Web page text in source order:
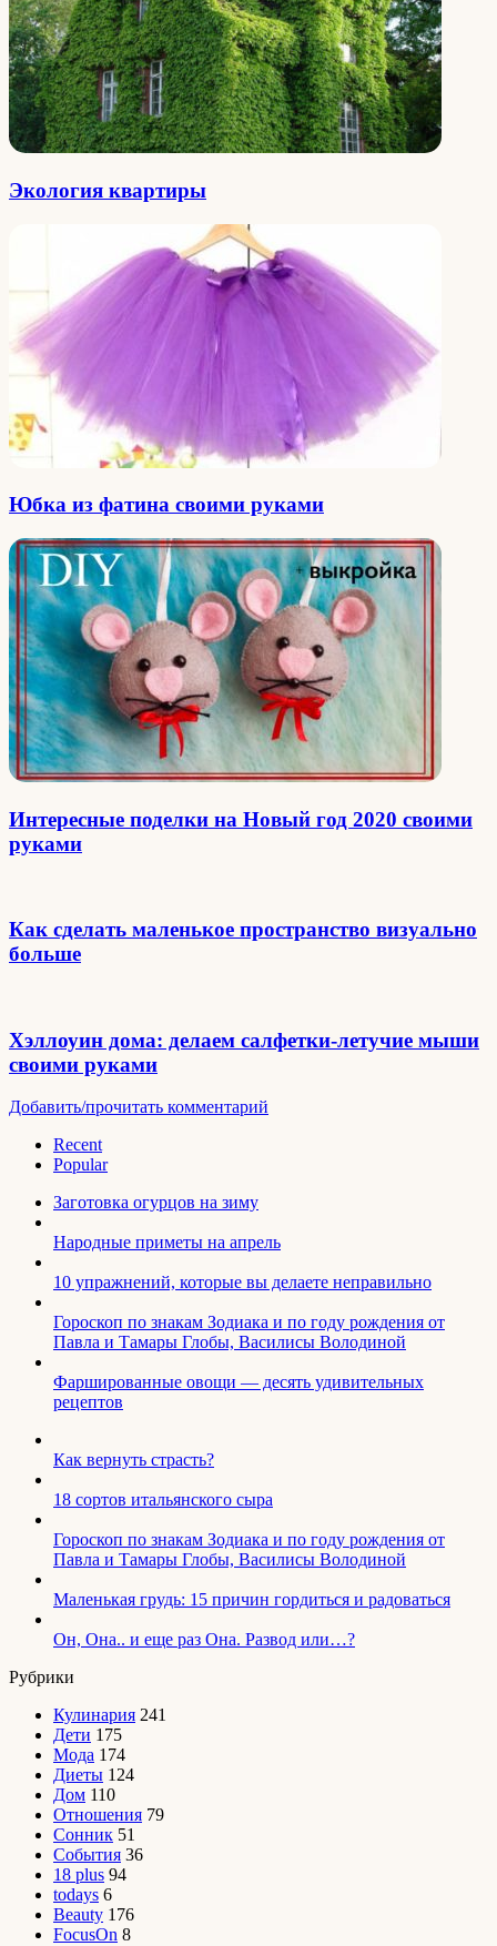
Экология квартиры
Юбка из фатина своими руками
Интересные поделки на Новый год 2020 своими
руками
Как сделать маленькое пространство визуально
больше
Хэллоуин дома: делаем салфетки-летучие мыши
своими руками
Добавить/прочитать комментарий
Recent
Popular
Заготовка огурцов на зиму
Народные приметы на апрель
10 упражнений, которые вы делаете неправильно
Гороскоп по знакам Зодиака и по году рождения от
Павла и Тамары Глобы, Василисы Володиной
Фаршированные овощи — десять удивительных
рецептов
Как вернуть страсть?
18 сортов итальянского сыра
Гороскоп по знакам Зодиака и по году рождения от
Павла и Тамары Глобы, Василисы Володиной
Маленькая грудь: 15 причин гордиться и радоваться
Он, Она.. и еще раз Она. Развод или…?
Рубрики
Кулинария 241
Дети 175
Мода 174
Диеты 124
Дом 110
Отношения 79
Сонник 51
События 36
18 plus 94
todays 6
Beauty 176
FocusOn 8